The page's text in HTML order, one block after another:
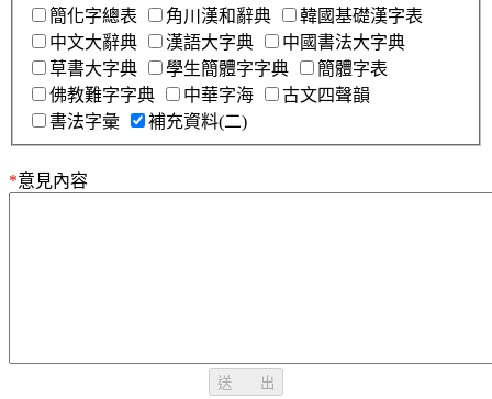
簡化字總表
角川漢和辭典
韓國基礎漢字表
中文大辭典
漢語大字典
中國書法大字典
草書大字典
學生簡體字字典
簡體字表
佛教難字字典
中華字海
古文四聲韻
書法字彙
補充資料(二)
*意見內容
送 出